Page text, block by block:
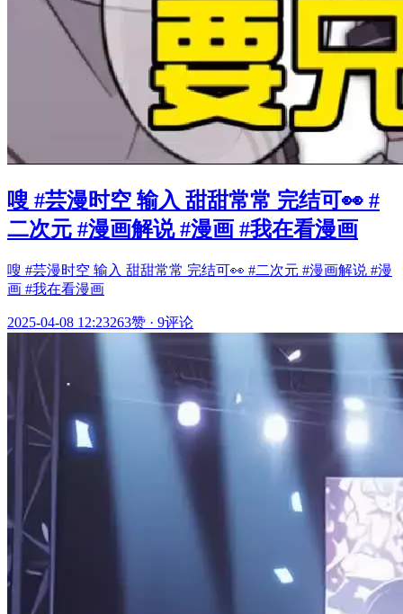
嗖 #芸漫时空 输入 甜甜常常 完结可👀 #
二次元 #漫画解说 #漫画 #我在看漫画
嗖 #芸漫时空 输入 甜甜常常 完结可👀 #二次元 #漫画解说 #漫
画 #我在看漫画
2025-04-08 12:23263赞 · 9评论